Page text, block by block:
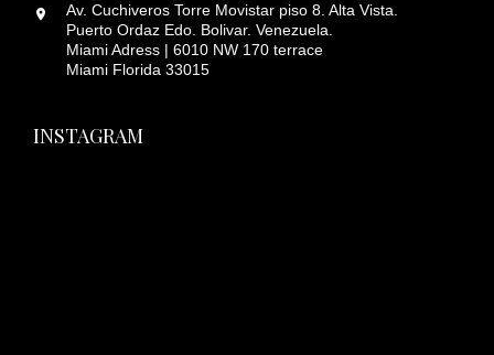
Av. Cuchiveros Torre Movistar piso 8. Alta Vista.
Puerto Ordaz Edo. Bolivar. Venezuela.
Miami Adress | 6010 NW 170 terrace
Miami Florida 33015
INSTAGRAM